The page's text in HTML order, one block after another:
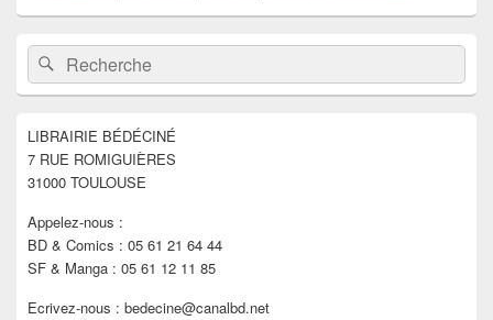
Zone
principale
de
widget
barre
latérale
Recherche :Rechercher
LIBRAIRIE BÉDÉCINÉ
7 RUE ROMIGUIÈRES
31000 TOULOUSE
Appelez-nous :
BD & Comics : 05 61 21 64 44
SF & Manga : 05 61 12 11 85
Ecrivez-nous : bedecine@canalbd.net